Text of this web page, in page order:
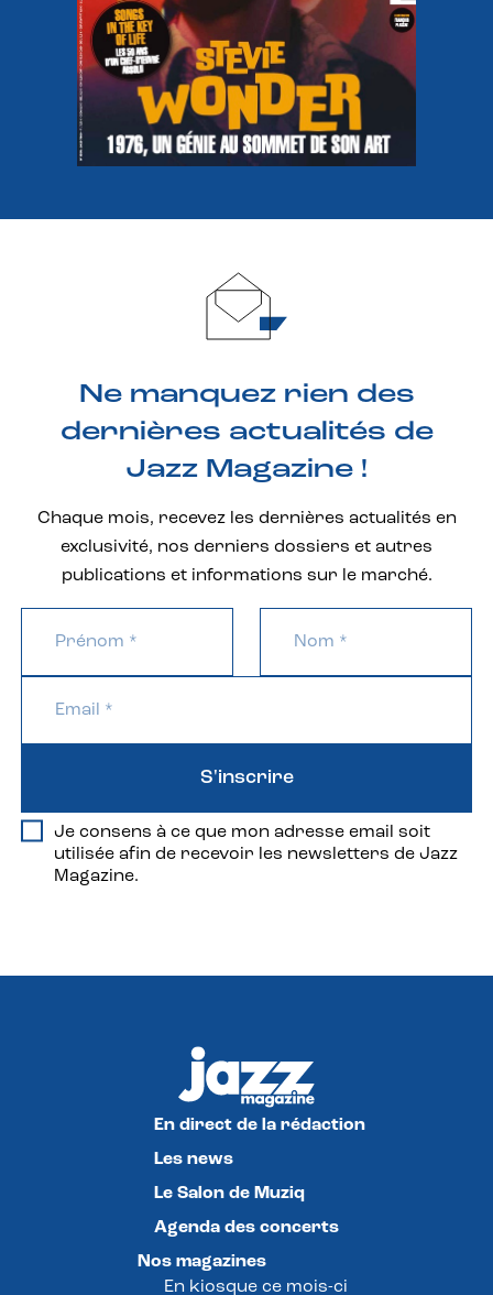
Ne manquez rien des
dernières actualités de
Jazz Magazine !
Chaque mois, recevez les dernières actualités en
exclusivité, nos derniers dossiers et autres
publications et informations sur le marché.
Je consens à ce que mon adresse email soit
utilisée afin de recevoir les newsletters de Jazz
Magazine.
S'inscrire
En direct de la rédaction
Les news
Le Salon de Muziq
Agenda des concerts
Nos magazines
En kiosque ce mois-ci